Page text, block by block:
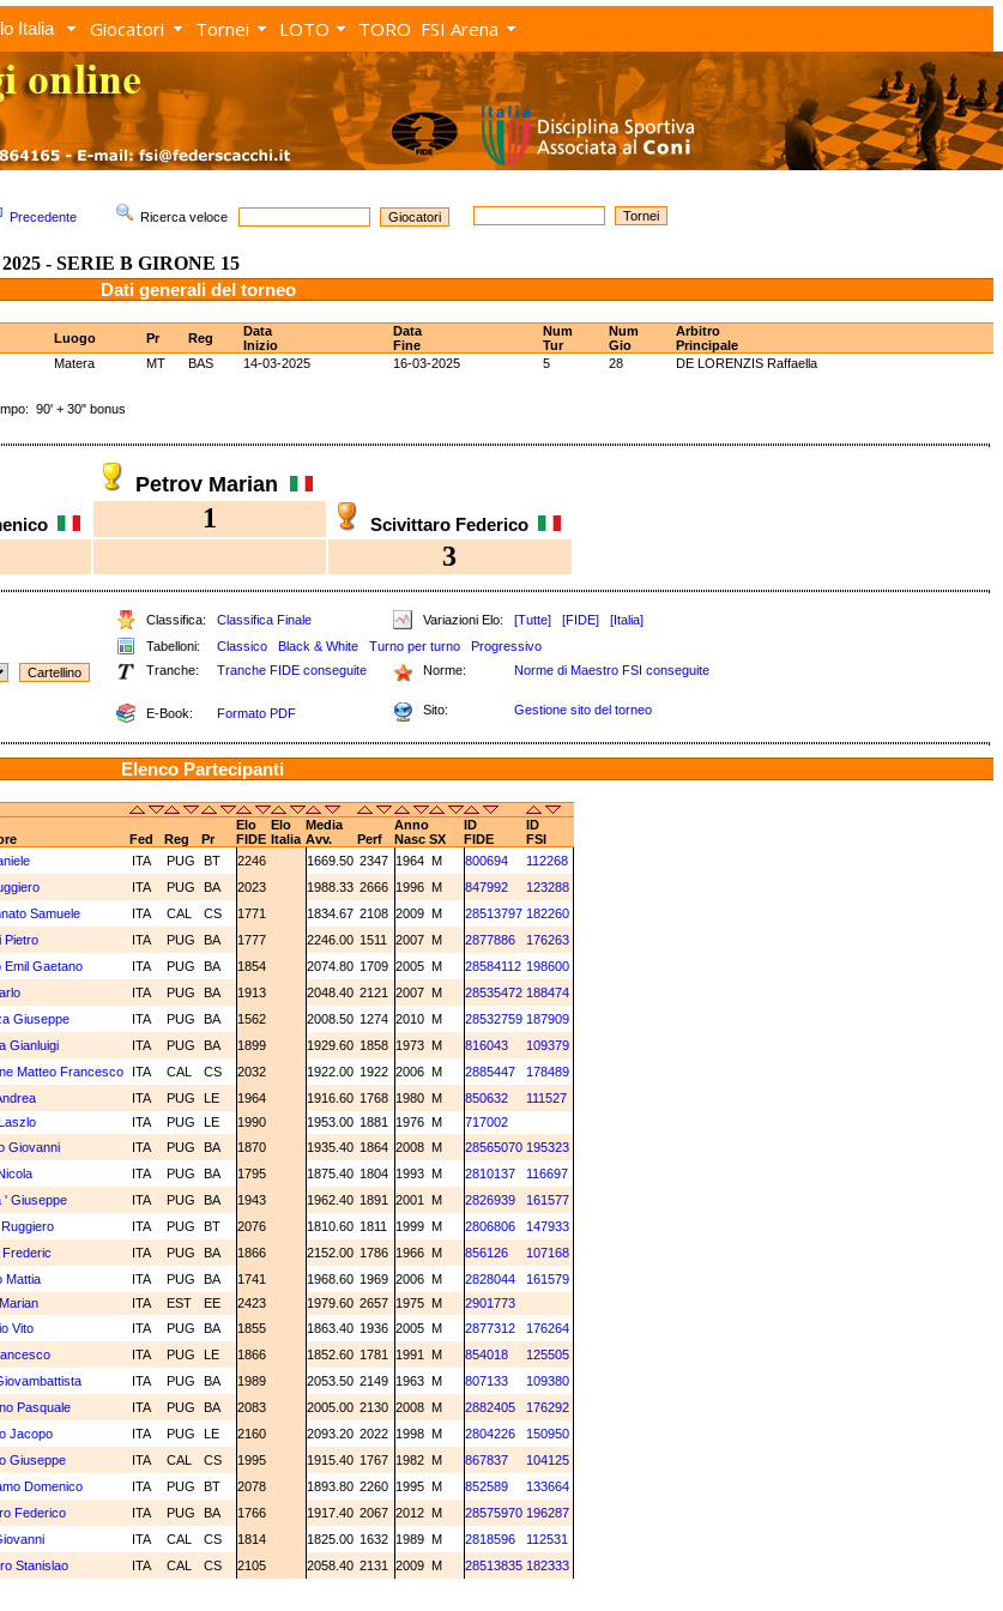
Italia Giocatori Tornei LOTO TORO FSI Arena
Precedente Ricerca veloce
- SERIE B GIRONE 15
Dati generali del torneo
Luogo Pr Reg
Data
Inizio
Data
Fine
Num
Tur
Num
Gio
Arbitro
Principale
Matera MT BAS 14-03-2025 16-03-2025 5 28
DE LORENZIS Raffaella
90' + 30" bonus
Petrov Marian
1 Scivittaro Federico
3
Classifica: Classifica Finale Variazioni Elo: [Tutte] [FIDE]
[Italia]
Tabelloni: Classico Black & White Turno per turno
Progressivo
Tranche: Tranche FIDE conseguite Norme: Norme di Maestro FSI conseguite
E-Book: Formato PDF Sito: Gestione sito del torneo
Elenco Partecipanti
Elo Elo Media Anno ID
ID
Fed Reg Pr FIDE Italia Avv. Perf Nasc SX FIDE
FSI
ITA PUG BT 2246 1669.50 2347 1964 M 800694
112268
ITA PUG BA 2023 1988.33 2666 1996 M 847992
123288
Samuele ITA CAL CS 1771 1834.67 2108 2009 M 28513797 182260
Pietro ITA PUG BA 1777 2246.00 1511 2007 M 2877886
176263
Emil Gaetano ITA PUG BA 1854 2074.80 1709 2005 M 28584112 198600
ITA PUG BA 1913 2048.40 2121 2007 M 28535472 188474
Giuseppe ITA PUG BA 1562 2008.50 1274 2010 M 28532759 187909
Gianluigi ITA PUG BA 1899 1929.60 1858 1973 M 816043
109379
Matteo Francesco ITA CAL CS 2032 1922.00 1922 2006 M 2885447
178489
ITA PUG LE 1964 1916.60 1768 1980 M 850632
111527
ITA PUG LE 1990 1953.00 1881 1976 M
717002
Giovanni ITA PUG BA 1870 1935.40 1864 2008 M 28565070 195323
ITA PUG BA 1795 1875.40 1804 1993 M 2810137
116697
' Giuseppe ITA PUG BA 1943 1962.40 1891 2001 M 2826939
161577
ITA PUG BT 2076 1810.60 1811 1999 M 2806806
147933
ITA PUG BA 1866 2152.00 1786 1966 M 856126
107168
Mattia ITA PUG BA 1741 1968.60 1969 2006 M 2828044
161579
ITA EST EE 2423 1979.60 2657 1975 M
2901773
Vito ITA PUG BA 1855 1863.40 1936 2005 M 2877312
176264
ITA PUG LE 1866 1852.60 1781 1991 M 854018
125505
ITA PUG BA 1989 2053.50 2149 1963 M 807133
109380
Pasquale ITA PUG BA 2083 2005.00 2130 2008 M 2882405
176292
Jacopo ITA PUG LE 2160 2093.20 2022 1998 M 2804226
150950
Giuseppe ITA CAL CS 1995 1915.40 1767 1982 M 867837
104125
Domenico ITA PUG BT 2078 1893.80 2260 1995 M 852589
133664
Federico ITA PUG BA 1766 1917.40 2067 2012 M 28575970 196287
ITA CAL CS 1814 1825.00 1632 1989 M 2818596
112531
Stanislao ITA CAL CS 2105 2058.40 2131 2009 M 28513835 182333